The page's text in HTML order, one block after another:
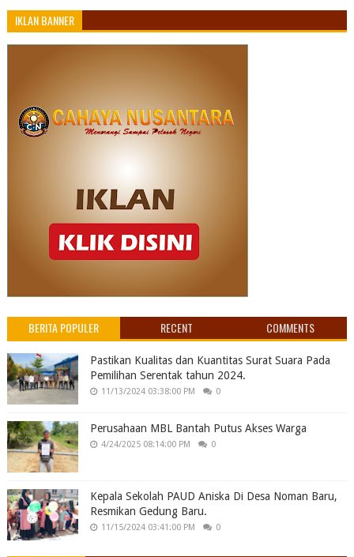
IKLAN BANNER
BERITA POPULER RECENT COMMENTS
Pastikan Kualitas dan Kuantitas Surat Suara Pada
Pemilihan Serentak tahun 2024.
11/13/2024 03:38:00 PM 0
Perusahaan MBL Bantah Putus Akses Warga
4/24/2025 08:14:00 PM 0
Kepala Sekolah PAUD Aniska Di Desa Noman Baru,
Resmikan Gedung Baru.
11/15/2024 03:41:00 PM 0